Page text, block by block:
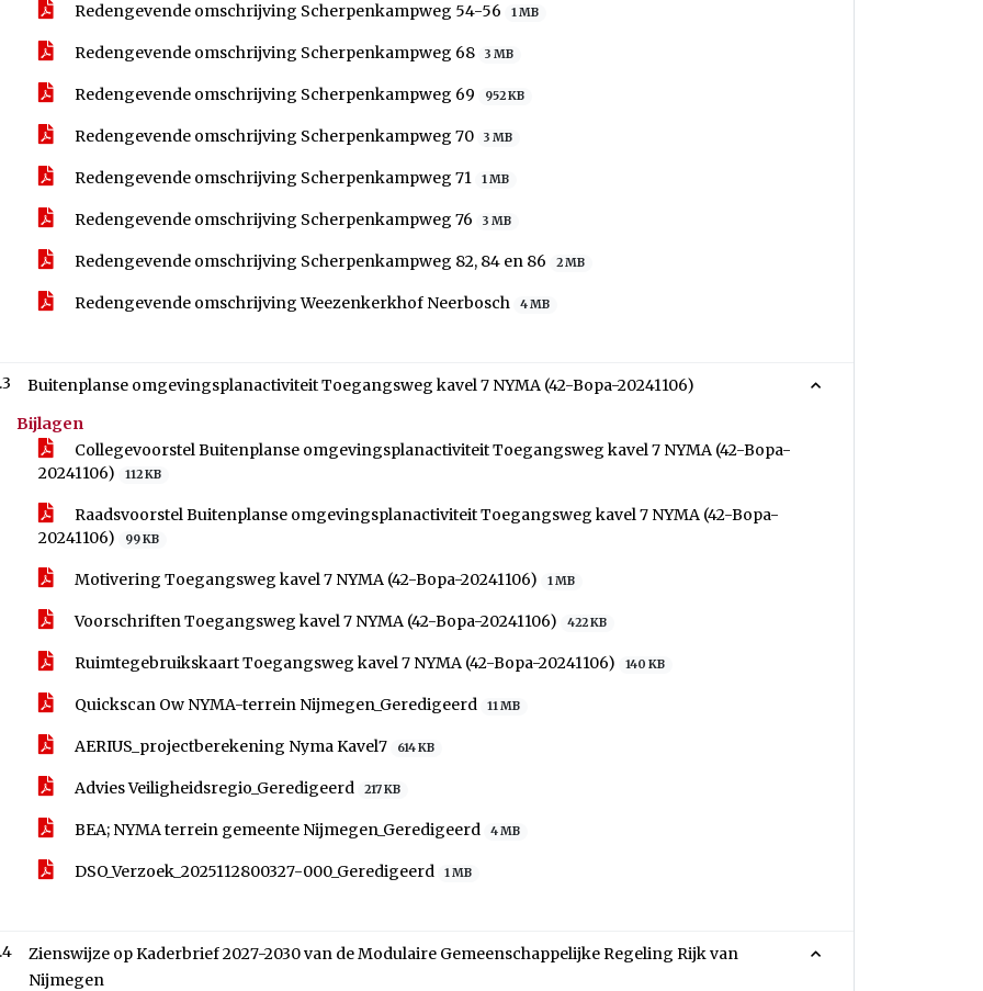
Redengevende omschrijving Scherpenkampweg 54-56 1 MB
Redengevende omschrijving Scherpenkampweg 68 3 MB
Redengevende omschrijving Scherpenkampweg 69 952 KB
Redengevende omschrijving Scherpenkampweg 70 3 MB
Redengevende omschrijving Scherpenkampweg 71 1 MB
Redengevende omschrijving Scherpenkampweg 76 3 MB
Redengevende omschrijving Scherpenkampweg 82, 84 en 86 2 MB
Redengevende omschrijving Weezenkerkhof Neerbosch 4 MB
Buitenplanse omgevingsplanactiviteit Toegangsweg kavel 7 NYMA (42-Bopa-20241106)
Bijlagen
Collegevoorstel Buitenplanse omgevingsplanactiviteit Toegangsweg kavel 7 NYMA (42-Bopa-
20241106)
112 KB
Raadsvoorstel Buitenplanse omgevingsplanactiviteit Toegangsweg kavel 7 NYMA (42-Bopa-
20241106)
99 KB
Motivering Toegangsweg kavel 7 NYMA (42-Bopa-20241106) 1 MB
Voorschriften Toegangsweg kavel 7 NYMA (42-Bopa-20241106) 422 KB
Ruimtegebruikskaart Toegangsweg kavel 7 NYMA (42-Bopa-20241106) 140 KB
Quickscan Ow NYMA-terrein Nijmegen_Geredigeerd 11 MB
AERIUS_projectberekening Nyma Kavel7 614 KB
Advies Veiligheidsregio_Geredigeerd 217 KB
BEA; NYMA terrein gemeente Nijmegen_Geredigeerd 4 MB
DSO_Verzoek_2025112800327-000_Geredigeerd 1 MB
Zienswijze op Kaderbrief 2027-2030 van de Modulaire Gemeenschappelijke Regeling Rijk van
Nijmegen